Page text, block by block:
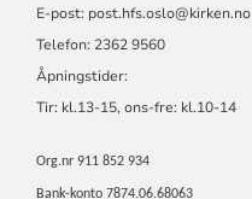
E-post: post.hfs.oslo@kirken.no
Telefon: 2362 9560
Åpningstider:
Tir: kl.13-15, ons-fre: kl.10-14
Org.nr 911 852 934
Bank-konto 7874.06.68063